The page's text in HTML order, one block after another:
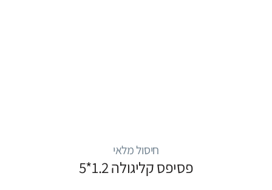
חיסול מלאי
פסיפס קליגולה 1.2*5